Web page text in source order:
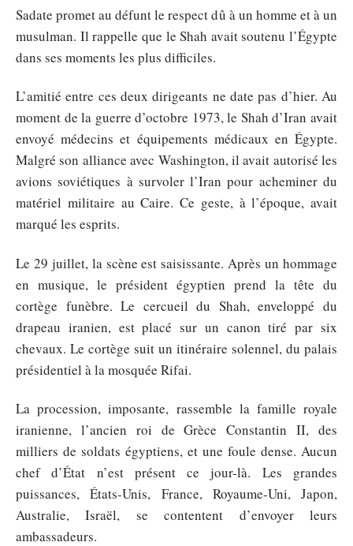
Sadate promet au défunt le respect dû à un homme et à un
musulman. Il rappelle que le Shah avait soutenu l’Égypte
dans ses moments les plus difficiles.
L’amitié entre ces deux dirigeants ne date pas d’hier. Au
moment de la guerre d’octobre 1973, le Shah d’Iran avait
envoyé médecins et équipements médicaux en Égypte.
Malgré son alliance avec Washington, il avait autorisé les
avions soviétiques à survoler l’Iran pour acheminer du
matériel militaire au Caire. Ce geste, à l’époque, avait
marqué les esprits.
Le 29 juillet, la scène est saisissante. Après un hommage
en musique, le président égyptien prend la tête du
cortège funèbre. Le cercueil du Shah, enveloppé du
drapeau iranien, est placé sur un canon tiré par six
chevaux. Le cortège suit un itinéraire solennel, du palais
présidentiel à la mosquée Rifai.
La procession, imposante, rassemble la famille royale
iranienne, l’ancien roi de Grèce Constantin II, des
milliers de soldats égyptiens, et une foule dense. Aucun
chef d’État n’est présent ce jour-là. Les grandes
puissances, États-Unis, France, Royaume-Uni, Japon,
Australie, Israël, se contentent d’envoyer leurs
ambassadeurs.